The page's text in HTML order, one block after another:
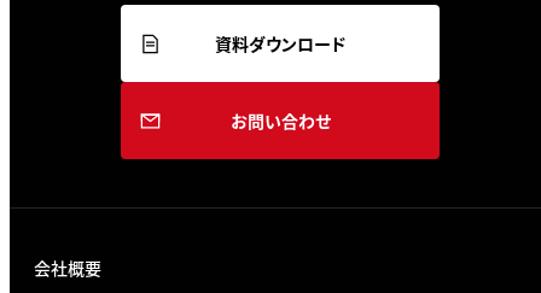
資料ダウンロード
お問い合わせ
会社概要